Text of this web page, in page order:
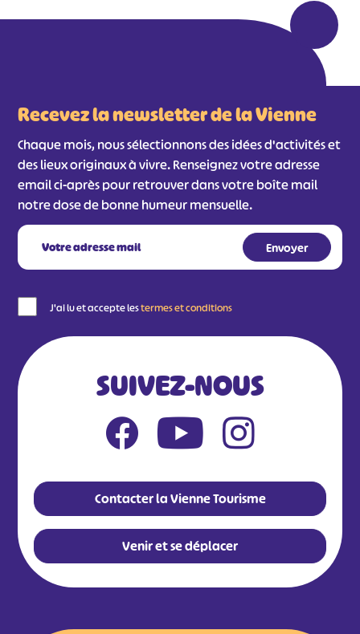
Recevez la newsletter de la Vienne
Chaque mois, nous sélectionnons des idées d'activités et
des lieux originaux à vivre. Renseignez votre adresse
email ci-après pour retrouver dans votre boîte mail
notre dose de bonne humeur mensuelle.
J'ai lu et accepte lestermes et conditions
SUIVEZ-NOUS
Contacter la Vienne Tourisme
Venir et se déplacer
#